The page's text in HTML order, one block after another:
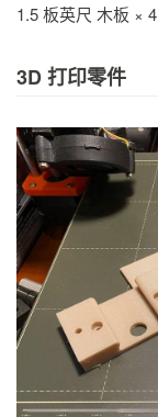
1.5 板英尺 木板 × 4
3D 打印零件